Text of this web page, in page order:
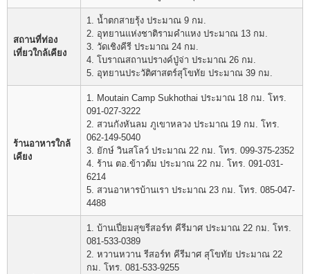
สถานที่ท่อง
เที่ยวใกล้เคียง
1. น้ำตกสายรุ้ง ประมาณ 9 กม.
2. อุทยานแห่งชาติรามคำแหง ประมาณ 13 กม.
3. วัดเชิงคีรี ประมาณ 24 กม.
4. โบราณสถานปรางค์ปู่จ่า ประมาณ 26 กม.
5. อุทยานประวัติศาสตร์สุโขทัย ประมาณ 39 กม.
ร้านอาหารใกล้
เคียง
1. Moutain Camp Sukhothai ประมาณ 18 กม. โทร.
091-027-3222
2. สวนกังหันลม ภูเขาหลวง ประมาณ 19 กม. โทร.
062-149-5040
3. ยักษ์ วินสโลว์ ประมาณ 22 กม. โทร. 099-375-2352
4. ร้าน ตอ.ข้าวต้ม ประมาณ 22 กม. โทร. 091-031-
6214
5. สวนอาหารบ้านเรา ประมาณ 23 กม. โทร. 085-047-
4488
1. บ้านเปี่ยมสุขรีสอร์ท คีรีมาศ ประมาณ 22 กม. โทร.
081-533-0389
2. หวานหวาน รีสอร์ท คีรีมาศ สุโขทัย ประมาณ 22
กม. โทร. 081-533-9255